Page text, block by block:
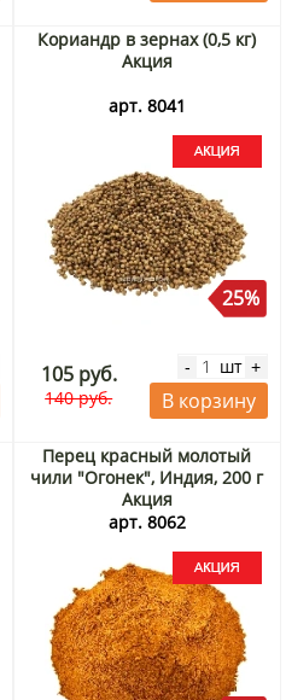
Кориандр в зернах (0,5 кг)
Акция
арт. 8041
25%
105 руб.
140 руб.
- шт +
В корзину
Перец красный молотый
чили "Огонек", Индия, 200 г
Акция
арт. 8062